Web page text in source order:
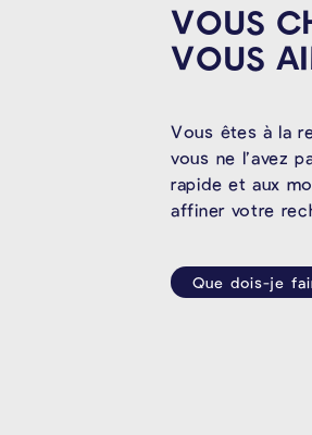
VOUS
VOUS
Vous êtes à la
vous ne l’avez
rapide et aux
affiner votre
Que dois-je